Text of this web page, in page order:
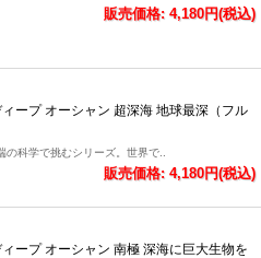
販売価格: 4,180円(税込)
ープ オーシャン 超深海 地球最深（フル
の科学で挑むシリーズ。世界で..
販売価格: 4,180円(税込)
ープ オーシャン 南極 深海に巨大生物を